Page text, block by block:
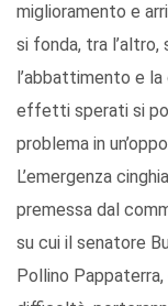
miglioramento e
si fonda, tra l’altro,
l’abbattimento e
effetti sperati si
problema in
L’emergenza
premessa dal
su cui il senatore
Pollino